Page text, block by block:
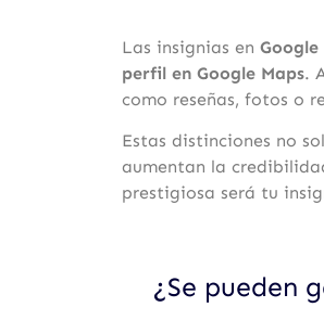
Las insignias en Google
perfil en Google Maps.
como reseñas, fotos o
Estas distinciones no
aumentan la
prestigiosa será tu
¿Se pueden